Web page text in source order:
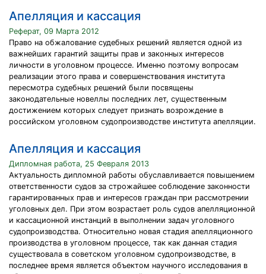
Апелляция и кассация
Реферат, 09 Марта 2012
Право на обжалование судебных решений является одной из
важнейших гарантий защиты прав и законных интересов
личности в уголовном процессе. Именно поэтому вопросам
реализации этого права и совершенствования института
пересмотра судебных решений были посвящены
законодательные новеллы последних лет, существенным
достижением которых следует признать возрождение в
российском уголовном судопроизводстве института апелляции.
Апелляция и кассация
Дипломная работа, 25 Февраля 2013
Актуальность дипломной работы обуславливается повышением
ответственности судов за строжайшее соблюдение законности
гарантированных прав и интересов граждан при рассмотрении
уголовных дел. При этом возрастает роль судов апелляционной
и кассационной инстанций в выполнении задач уголовного
судопроизводства. Относительно новая стадия апелляционного
производства в уголовном процессе, так как данная стадия
существовала в советском уголовном судопроизводстве, в
последнее время является объектом научного исследования в